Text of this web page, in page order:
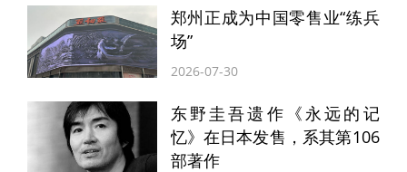
郑州正成为中国零售业“练兵
场”
2026-07-30
东野圭吾遗作《永远的记
忆》在日本发售，系其第106
部著作